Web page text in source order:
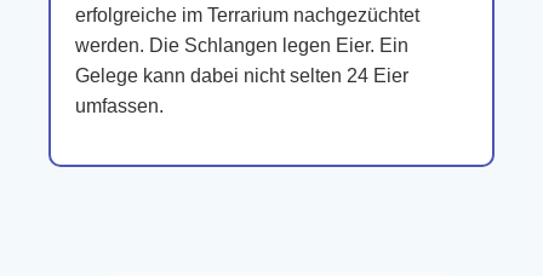
erfolgreiche im Terrarium nachgezüchtet
werden. Die Schlangen legen Eier. Ein
Gelege kann dabei nicht selten 24 Eier
umfassen.